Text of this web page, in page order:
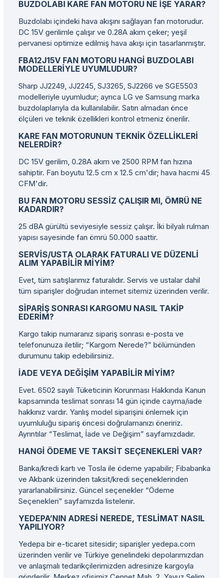
BUZDOLABI KARE FAN MOTORU NE IŞE YARAR?
Buzdolabı içindeki hava akışını sağlayan fan motorudur.
DC 15V gerilimle çalışır ve 0.28A akım çeker; yeşil
pervanesi optimize edilmiş hava akışı için tasarlanmıştır.
FBA12J15V FAN MOTORU HANGI BUZDOLABI
MODELLERIYLE UYUMLUDUR?
Sharp JJ2249, JJ2245, SJ3265, SJ2266 ve SGE5503
modelleriyle uyumludur; ayrıca LG ve Samsung marka
buzdolaplarıyla da kullanılabilir. Satın almadan önce
ölçüleri ve teknik özellikleri kontrol etmeniz önerilir.
KARE FAN MOTORUNUN TEKNIK ÖZELLIKLERI
NELERDIR?
DC 15V gerilim, 0.28A akım ve 2500 RPM fan hızına
sahiptir. Fan boyutu 12.5 cm x 12.5 cm'dir; hava hacmi 45
CFM'dir.
BU FAN MOTORU SESSIZ ÇALIŞIR MI, ÖMRÜ NE
KADARDIR?
25 dBA gürültü seviyesiyle sessiz çalışır. İki bilyalı rulman
yapısı sayesinde fan ömrü 50.000 saattir.
SERVIS/USTA OLARAK FATURALI VE DÜZENLI
ALIM YAPABILIR MIYIM?
Evet, tüm satışlarımız faturalıdır. Servis ve ustalar dahil
tüm siparişler doğrudan internet sitemiz üzerinden verilir.
SIPARIŞ SONRASI KARGOMU NASIL TAKIP
EDERIM?
Kargo takip numaranız sipariş sonrası e-posta ve
telefonunuza iletilir; “Kargom Nerede?” bölümünden
durumunu takip edebilirsiniz.
İADE VEYA DEĞIŞIM YAPABILIR MIYIM?
Evet. 6502 sayılı Tüketicinin Korunması Hakkında Kanun
kapsamında teslimat sonrası 14 gün içinde cayma/iade
hakkınız vardır. Yanlış model siparişini önlemek için
uyumluluğu sipariş öncesi doğrulamanızı öneririz.
Ayrıntılar “Teslimat, İade ve Değişim” sayfamızdadır.
HANGI ÖDEME VE TAKSIT SEÇENEKLERI VAR?
Banka/kredi kartı ve Tosla ile ödeme yapabilir; Fibabanka
ve Akbank üzerinden taksit/kredi seçeneklerinden
yararlanabilirsiniz. Güncel seçenekler “Ödeme
Seçenekleri” sayfamızda listelenir.
YEDEPA’NIN ADRESI NEREDE, TESLIMAT NASIL
YAPILIYOR?
Yedepa bir e-ticaret sitesidir; siparişler yedepa.com
üzerinden verilir ve Türkiye genelindeki depolarımızdan
ve anlaşmalı tedarikçilerimizden adresinize kargoyla